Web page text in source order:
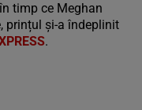
timp ce Meghan
prințul și-a îndeplinit
.